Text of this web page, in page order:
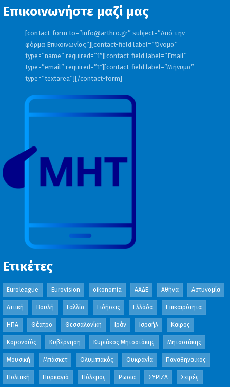
Επικοινωνήστε μαζί μας
[contact-form to=”info@arthro.gr” subject=”Από την
φόρμα Επικοινωνίας”][contact-field label=”Όνομα”
type=”name” required=”1″][contact-field label=”Email”
type=”email” required=”1″][contact-field label=”Μήνυμα”
type=”textarea”][/contact-form]
Ετικέτες
Euroleague Eurovision oikonomia ΑΑΔΕ Αθήνα Αστυνομία
Αττική Βουλή Γαλλία Ειδήσεις Ελλάδα Επικαιρότητα
ΗΠΑ Θέατρο Θεσσαλονίκη Ιράν Ισραήλ Καιρός
Κορονοϊός Κυβέρνηση Κυριάκος Μητσοτάκης Μητσοτάκης
Μουσική Μπάσκετ Ολυμπιακός Ουκρανία Παναθηναϊκός
Πολιτική Πυρκαγιά Πόλεμος Ρωσια ΣΥΡΙΖΑ Σειρές